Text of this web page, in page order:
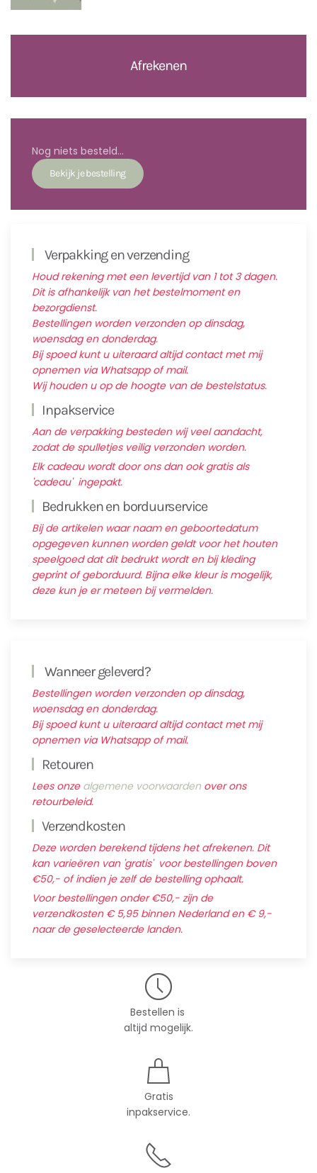
Afrekenen
Nog niets besteld...
Verpakking en verzending
Houd rekening met een levertijd van 1 tot 3 dagen.
Dit is afhankelijk van het bestelmoment en
bezorgdienst.
Bestellingen worden verzonden op dinsdag,
woensdag en donderdag.
Bij spoed kunt u uiteraard altijd contact met mij
opnemen via Whatsapp of mail.
Wij houden u op de hoogte van de bestelstatus.
Inpakservice
Aan de verpakking besteden wij veel aandacht,
zodat de spulletjes veilig verzonden worden.
Elk cadeau wordt door ons dan ook gratis als
'cadeau' ingepakt.
Bedrukken en borduurservice
Bij de artikelen waar naam en geboortedatum
opgegeven kunnen worden geldt voor het houten
speelgoed dat dit bedrukt wordt en bij kleding
geprint of geborduurd. Bijna elke kleur is mogelijk,
deze kun je er meteen bij vermelden.
Wanneer geleverd?
Bestellingen worden verzonden op dinsdag,
woensdag en donderdag.
Bij spoed kunt u uiteraard altijd contact met mij
opnemen via Whatsapp of mail.
Retouren
Lees onze algemene voorwaarden over ons
retourbeleid.
Verzendkosten
Deze worden berekend tijdens het afrekenen. Dit
kan varieëren van 'gratis' voor bestellingen boven
€50,- of indien je zelf de bestelling ophaalt.
Voor bestellingen onder €50,- zijn de
verzendkosten € 5,95 binnen Nederland en € 9,-
naar de geselecteerde landen.
Bestellen is
altijd mogelijk.
Gratis
inpakservice.